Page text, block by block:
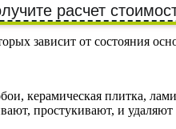
расчет
зависит от состояния
керамическая плитка,
простукивают, и